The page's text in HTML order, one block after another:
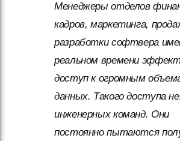
Менеджеры отделов
кадров, маркетинга,
разработки софтвера
реальном времени
доступ к огромным
данных. Такого доступа
инженерных команд. Они
постоянно пытаются